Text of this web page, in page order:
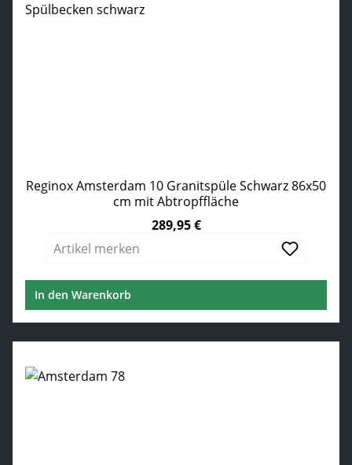
Reginox Amsterdam 10 Granitspüle Schwarz 86x50
cm mit Abtropffläche
289,95 €
Artikel merken
In den Warenkorb